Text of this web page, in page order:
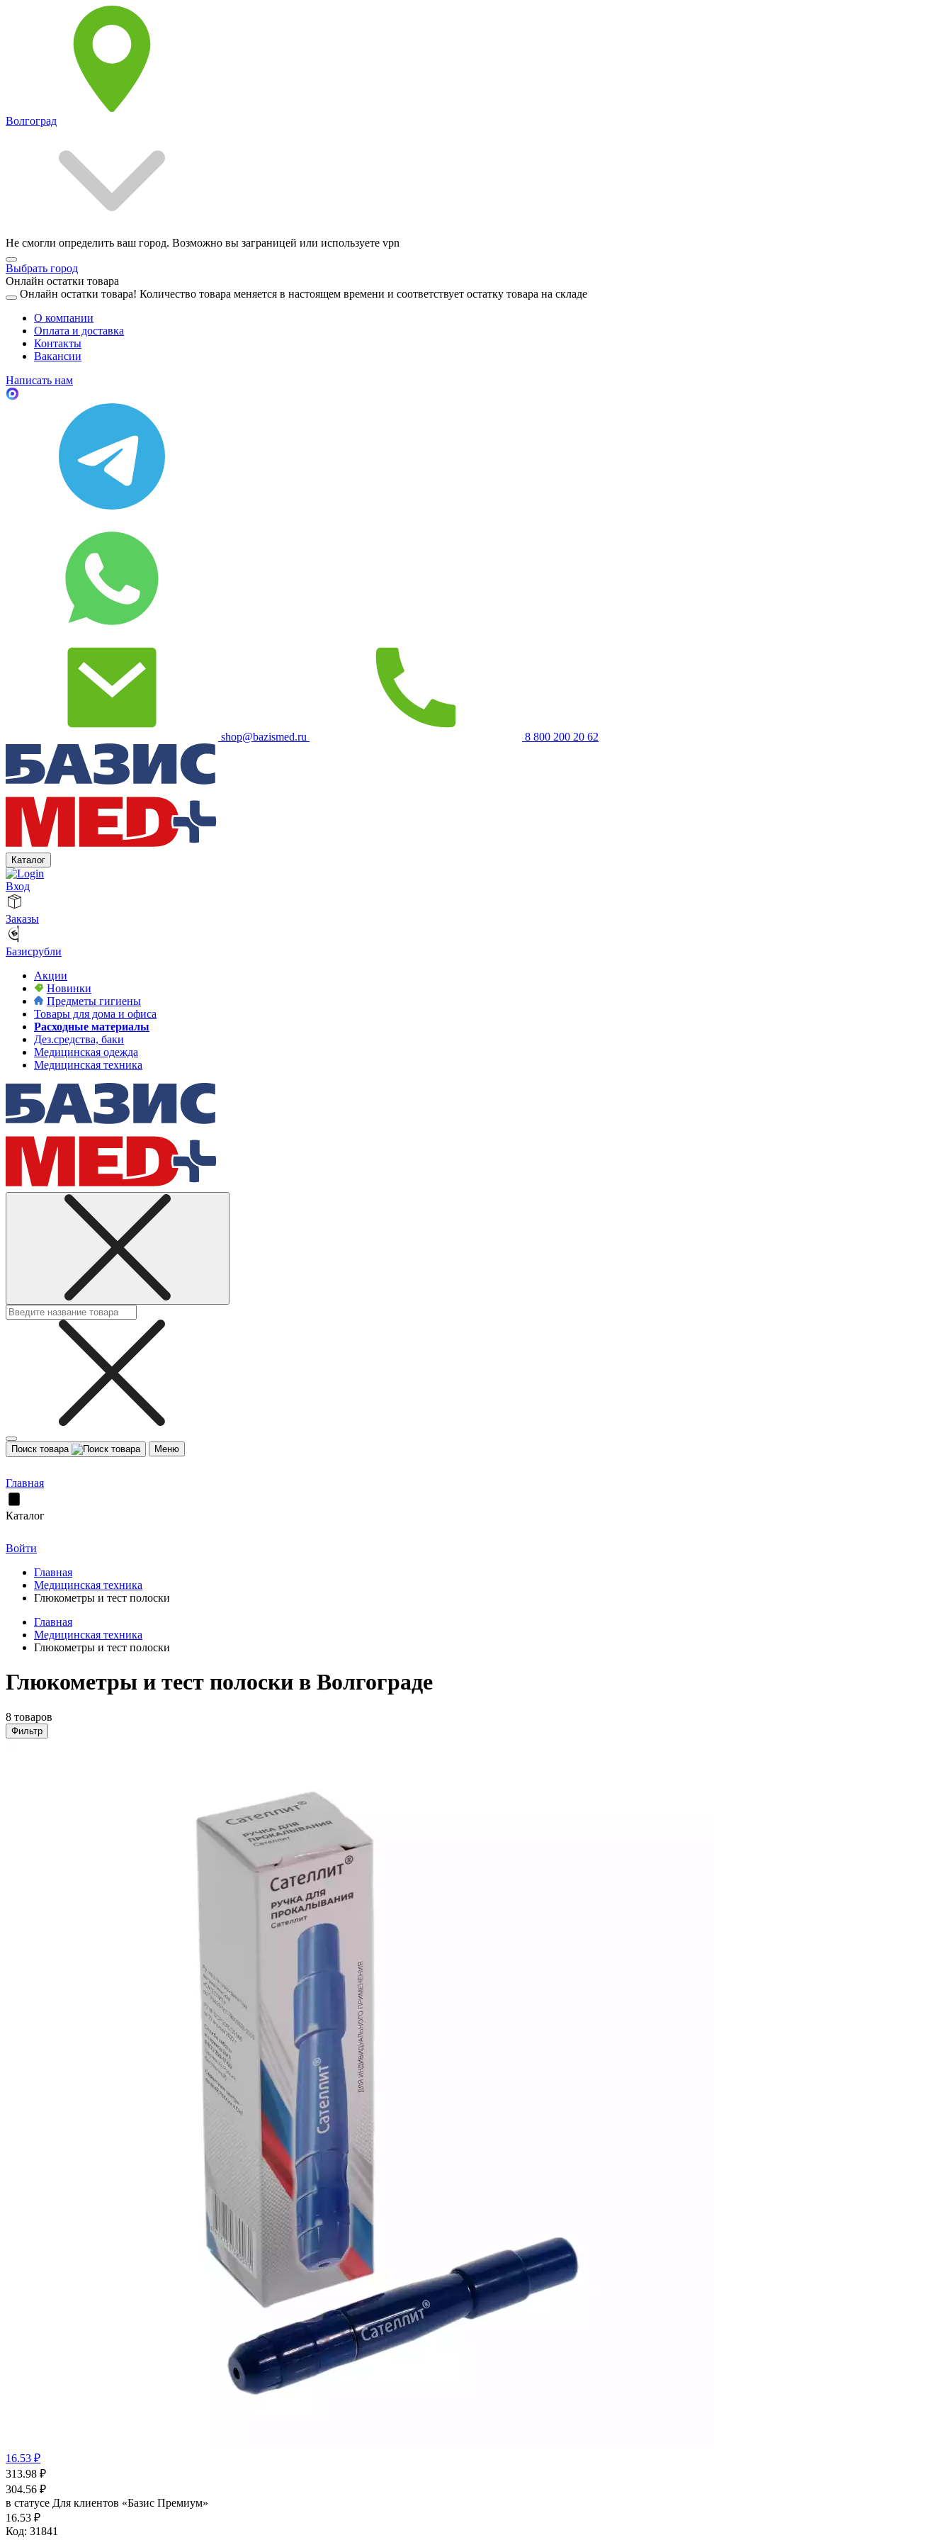
Волгоград
Не смогли определить ваш город. Возможно вы заграницей или используете vpn
Выбрать город
Онлайн остатки товара
Онлайн остатки товара! Количество товара меняется в настоящем времени и соответствует остатку товара на складе
О компании
Оплата и доставка
Контакты
Вакансии
Написать нам
shop@bazismed.ru 8 800 200 20 62
Каталог
Вход
Заказы
Базисрубли
Акции
Новинки
Предметы гигиены
Товары для дома и офиса
Расходные материалы
Дез.средства, баки
Медицинская одежда
Медицинская техника
Поиск товара Меню
Главная
Каталог
Войти
Главная
Медицинская техника
Глюкометры и тест полоски
Главная
Медицинская техника
Глюкометры и тест полоски
Глюкометры и тест полоски в Волгограде
8 товаров
Фильтр
16.53 ₽
313.98 ₽
304.56 ₽
в статусе Для клиентов «Базис Премиум»
16.53 ₽
Код: 31841